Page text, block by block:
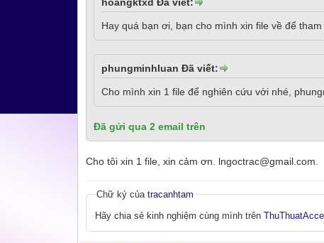
Hay quá bạn ơi, bạn cho mình xin file về để
phungminhluan Đã viết:
Cho mình xin 1 file để nghiên cứu với nhé,
Đã gửi qua 2 email trên
Cho tôi xin 1 file, xin cảm ơn. lngoctrac@gmail.com.
Chữ ký củatracanhtam
Hãy chia sẻ kinh nghiệm cùng mình trên